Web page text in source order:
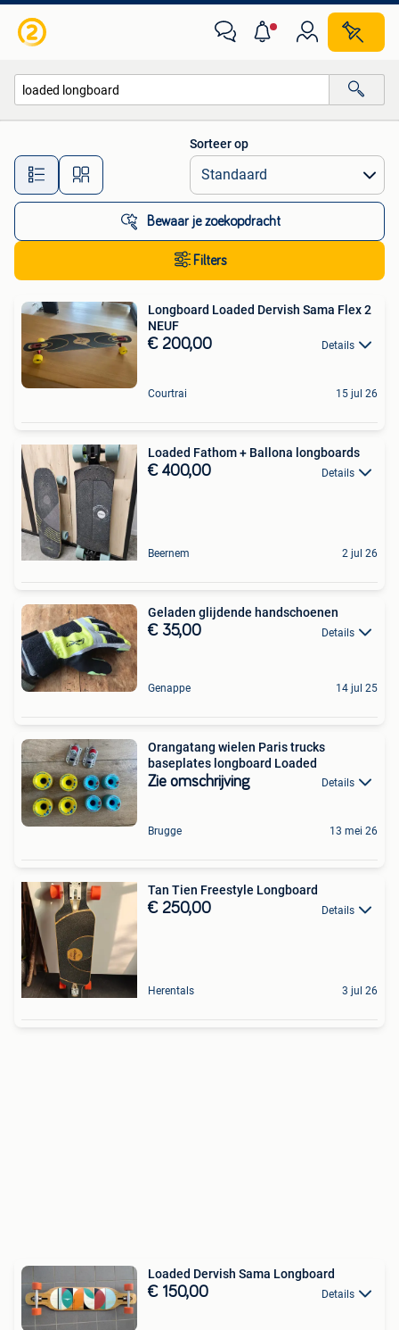
Alle afstanden…
Sorteer op
Bewaar je zoekopdracht
Filters
Longboard Loaded Dervish Sama Flex 2
NEUF
€ 200,00 Details
Courtrai 15 jul 26
Loaded Fathom + Ballona longboards
€ 400,00 Details
Beernem 2 jul 26
Geladen glijdende handschoenen
€ 35,00 Details
Genappe 14 jul 25
Orangatang wielen Paris trucks
baseplates longboard Loaded
Zie omschrijving Details
Brugge 13 mei 26
Tan Tien Freestyle Longboard
€ 250,00 Details
Herentals 3 jul 26
Loaded Dervish Sama Longboard
€ 150,00 Details